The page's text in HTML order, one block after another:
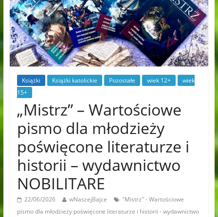
Książki Książki katolickie Pozostałe wiek 12+
wiek
15+
„Mistrz” – Wartościowe
pismo dla młodzieży
poświęcone literaturze i
historii – wydawnictwo
NOBILITARE
22/06/2026 wNaszejBajce
"Mistrz" - Wartościowe
pismo dla młodzieży poświęcone literaturze i historii - wydawnictwo